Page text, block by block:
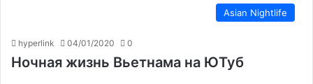
Asian Nightlife
hyperlink 04/01/2020 0
Ночная жизнь Вьетнама на ЮТуб